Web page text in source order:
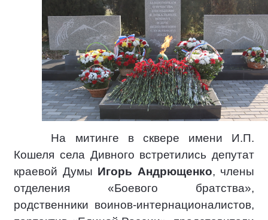
На митинге в сквере имени И.П.
Кошеля села Дивного встретились депутат
краевой Думы Игорь Андрющенко, члены
отделения «Боевого братства»,
родственники воинов-интернационалистов,